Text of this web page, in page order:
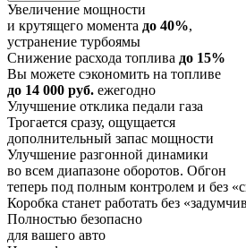
Увеличение мощности
и крутящего момента до 40%,
устранение турбоямы
Снижение расхода топлива до 15%
Вы можете сэкономить на топливе
до 14 000 руб. ежегодно
Улучшение отклика педали газа
Трогается сразу, ощущается
дополнительный запас мощности
Улучшение разгонной динамики
во всем диапазоне оборотов. Обгон
теперь под полным контролем и без
Коробка станет работать без
Полностью безопасно
для вашего авто